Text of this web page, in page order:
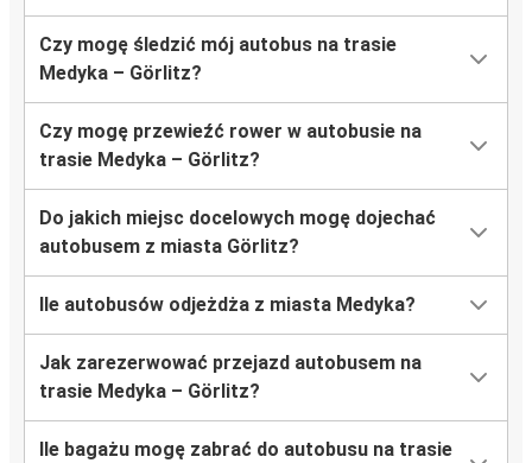
Czy mogę śledzić mój autobus na trasie
Medyka – Görlitz?
Czy mogę przewieźć rower w autobusie na
trasie Medyka – Görlitz?
Do jakich miejsc docelowych mogę dojechać
autobusem z miasta Görlitz?
Ile autobusów odjeżdża z miasta Medyka?
Jak zarezerwować przejazd autobusem na
trasie Medyka – Görlitz?
Ile bagażu mogę zabrać do autobusu na trasie